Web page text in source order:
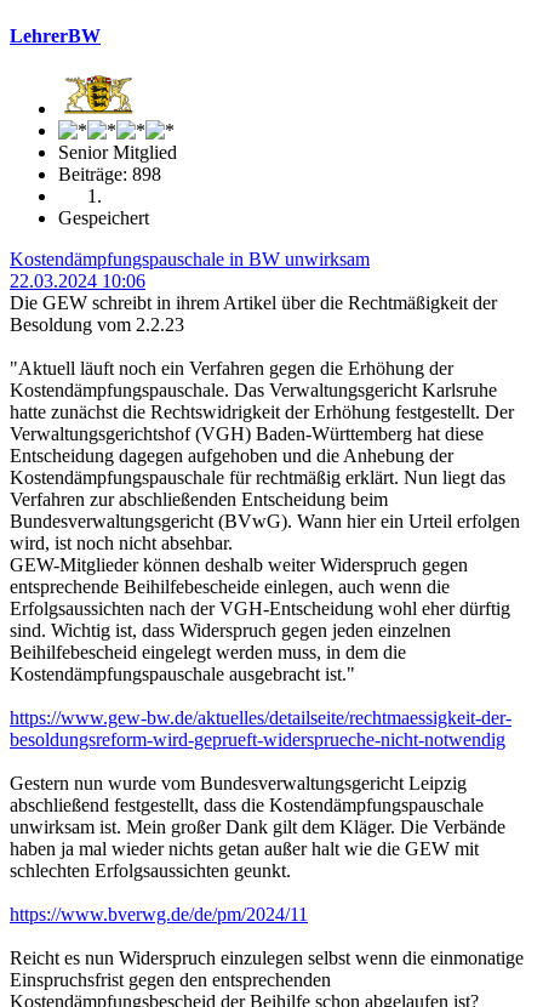
LehrerBW
Senior Mitglied
Beiträge: 898
Gespeichert
Kostendämpfungspauschale in BW unwirksam
22.03.2024 10:06
Die GEW schreibt in ihrem Artikel über die Rechtmäßigkeit der
Besoldung vom 2.2.23
"Aktuell läuft noch ein Verfahren gegen die Erhöhung der
Kostendämpfungspauschale. Das Verwaltungsgericht Karlsruhe
hatte zunächst die Rechtswidrigkeit der Erhöhung festgestellt. Der
Verwaltungsgerichtshof (VGH) Baden-Württemberg hat diese
Entscheidung dagegen aufgehoben und die Anhebung der
Kostendämpfungspauschale für rechtmäßig erklärt. Nun liegt das
Verfahren zur abschließenden Entscheidung beim
Bundesverwaltungsgericht (BVwG). Wann hier ein Urteil erfolgen
wird, ist noch nicht absehbar.
GEW-Mitglieder können deshalb weiter Widerspruch gegen
entsprechende Beihilfebescheide einlegen, auch wenn die
Erfolgsaussichten nach der VGH-Entscheidung wohl eher dürftig
sind. Wichtig ist, dass Widerspruch gegen jeden einzelnen
Beihilfebescheid eingelegt werden muss, in dem die
Kostendämpfungspauschale ausgebracht ist."
https://www.gew-bw.de/aktuelles/detailseite/rechtmaessigkeit-der-
besoldungsreform-wird-geprueft-widersprueche-nicht-notwendig
Gestern nun wurde vom Bundesverwaltungsgericht Leipzig
abschließend festgestellt, dass die Kostendämpfungspauschale
unwirksam ist. Mein großer Dank gilt dem Kläger. Die Verbände
haben ja mal wieder nichts getan außer halt wie die GEW mit
schlechten Erfolgsaussichten geunkt.
https://www.bverwg.de/de/pm/2024/11
Reicht es nun Widerspruch einzulegen selbst wenn die einmonatige
Einspruchsfrist gegen den entsprechenden
Kostendämpfungsbescheid der Beihilfe schon abgelaufen ist?